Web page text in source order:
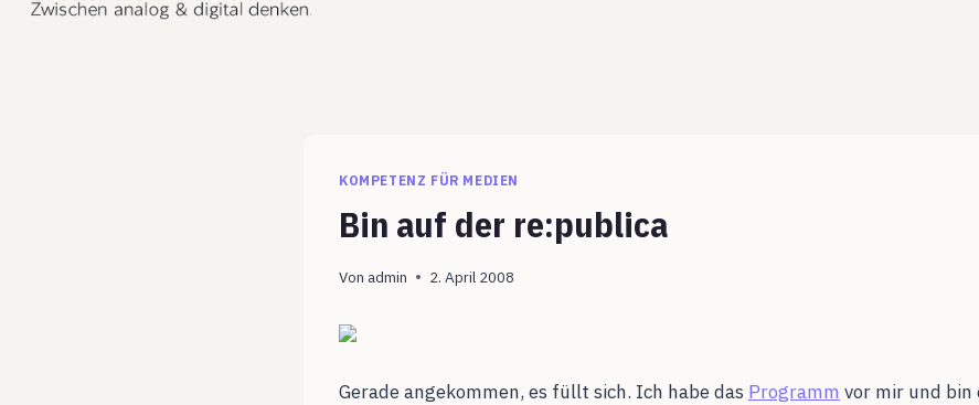
KOMPETENZ FÜR MEDIEN
Bin auf der re:publica
Von admin 2. April 2008
Gerade angekommen, es füllt sich. Ich habe das Programm vor mir und bin